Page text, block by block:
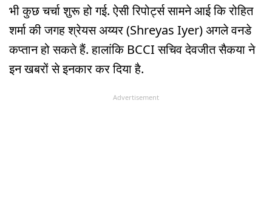
भी कुछ चर्चा शुरू हो गई. ऐसी रिपोर्ट्स सामने आई कि रोहित
शर्मा की जगह श्रेयस अय्यर (Shreyas Iyer) अगले वनडे
कप्तान हो सकते हैं. हालांकि BCCI सचिव देवजीत सैकया ने
इन खबरों से इनकार कर दिया है.
Advertisement